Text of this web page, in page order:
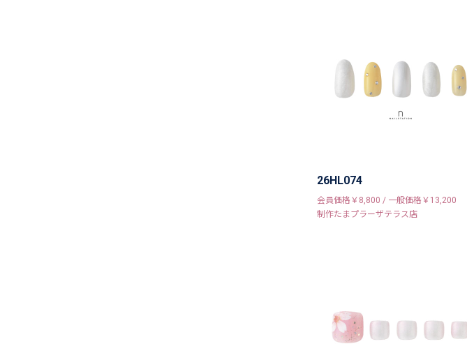
26HL074
会員価格￥8,800 / 一般価格￥13,200
制作たまプラーザテラス店